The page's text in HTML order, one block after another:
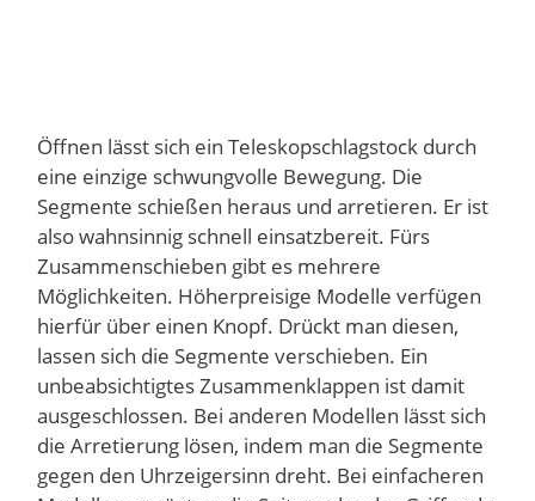
Öffnen lässt sich ein Teleskopschlagstock durch
eine einzige schwungvolle Bewegung. Die
Segmente schießen heraus und arretieren. Er ist
also wahnsinnig schnell einsatzbereit. Fürs
Zusammenschieben gibt es mehrere
Möglichkeiten. Höherpreisige Modelle verfügen
hierfür über einen Knopf. Drückt man diesen,
lassen sich die Segmente verschieben. Ein
unbeabsichtigtes Zusammenklappen ist damit
ausgeschlossen. Bei anderen Modellen lässt sich
die Arretierung lösen, indem man die Segmente
gegen den Uhrzeigersinn dreht. Bei einfacheren